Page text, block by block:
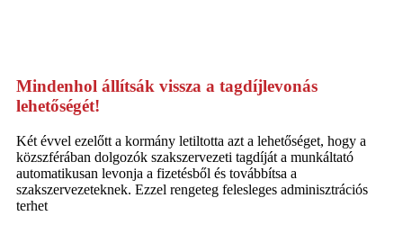
Mindenhol állítsák vissza a tagdíjlevonás
lehetőségét!
Két évvel ezelőtt a kormány letiltotta azt a lehetőséget, hogy a
közszférában dolgozók szakszervezeti tagdíját a munkáltató
automatikusan levonja a fizetésből és továbbítsa a
szakszervezeteknek. Ezzel rengeteg felesleges adminisztrációs
terhet